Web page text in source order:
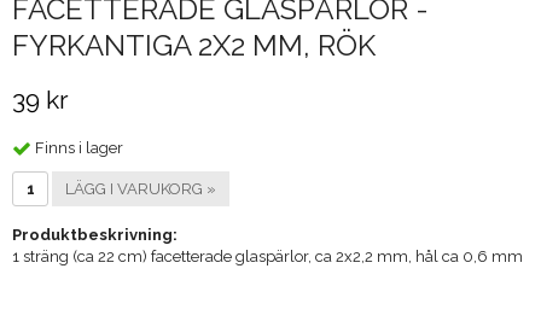
FACETTERADE GLASPÄRLOR -
FYRKANTIGA 2X2 MM, RÖK
39 kr
Finns i lager
LÄGG I VARUKORG »
Produktbeskrivning:
1 sträng (ca 22 cm) facetterade glaspärlor, ca 2x2,2 mm, hål ca 0,6 mm